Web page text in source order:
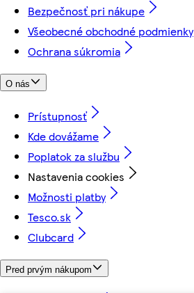
Bezpečnosť pri nákupe
Všeobecné obchodné podmienky
Ochrana súkromia
O nás
Prístupnosť
Kde dovážame
Poplatok za službu
Nastavenia cookies
Možnosti platby
Tesco.sk
Clubcard
Pred prvým nákupom